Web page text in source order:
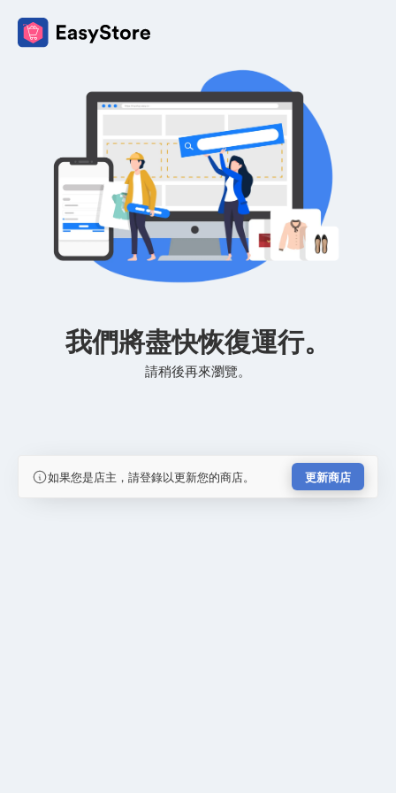
我們將盡快恢復運行。
請稍後再來瀏覽。
如果您是店主，請登錄以更新您的商店。 更新商店